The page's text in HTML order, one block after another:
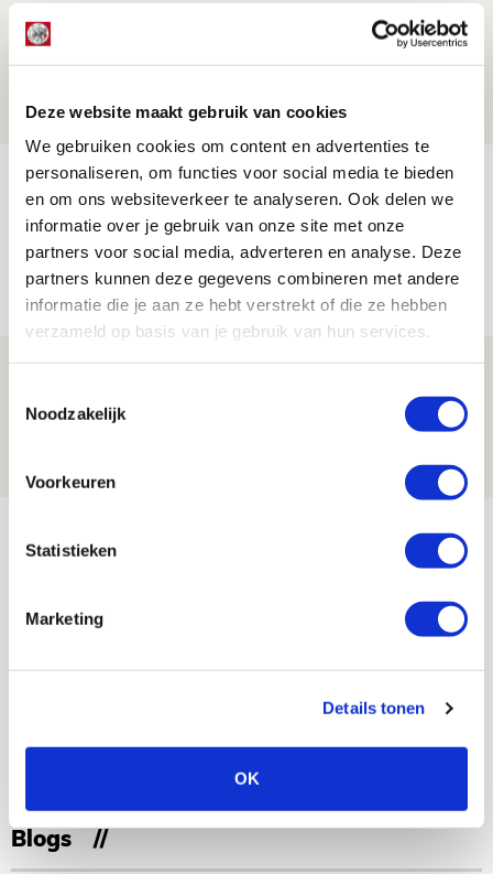
Deze website maakt gebruik van cookies
We gebruiken cookies om content en advertenties te
personaliseren, om functies voor social media te bieden
en om ons websiteverkeer te analyseren. Ook delen we
informatie over je gebruik van onze site met onze
partners voor social media, adverteren en analyse. Deze
partners kunnen deze gegevens combineren met andere
informatie die je aan ze hebt verstrekt of die ze hebben
verzameld op basis van je gebruik van hun services.
Noodzakelijk
Voorkeuren
Statistieken
Marketing
Details tonen
OK
Brandt: ‘Ajax en Cruijff bleven door
mijn hoofd spoken’
NIEUWS
Míchel geeft blessure-update en
spreekt over Godts, Baas en
aanwinsten
07 AUGUSTUS 2026 - 14:13
NIEUWS
Volop enthousiasme in fotoverslag van
Europees treffen met Shelbourne
AGENDA
Selectiedag ballenjongens/-meiden
SEP
Blogs